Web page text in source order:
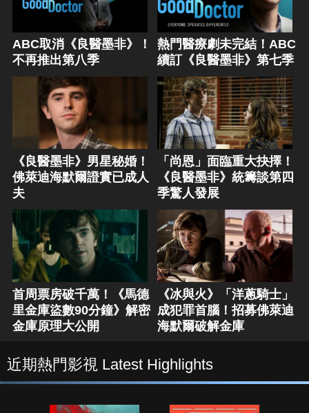
ABC取消《良醫墨非》！
不再推出第八季
熱門醫療劇未完結！ABC
續訂《良醫墨非》第七季
《良醫墨非》男星秘婚！
佛萊迪海默爾證實已成人
夫
「尚恩」面臨重大抉擇！
《良醫墨非》統籌談第四
季驚人發展
首周票房破千萬！《馬德
里金庫盜數90分鐘》解密
金庫原理大公開
《冰與火》「洋蔥騎士」
成犯罪首腦！招募佛萊迪
海默爾破解金庫
近期熱門影視 Latest Highlights